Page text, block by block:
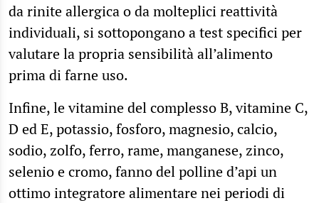
da rinite allergica o da molteplici reattività
individuali, si sottopongano a test specifici per
valutare la propria sensibilità all’alimento
prima di farne uso.
Infine, le vitamine del complesso B, vitamine C,
D ed E, potassio, fosforo, magnesio, calcio,
sodio, zolfo, ferro, rame, manganese, zinco,
selenio e cromo, fanno del polline d’api un
ottimo integratore alimentare nei periodi di